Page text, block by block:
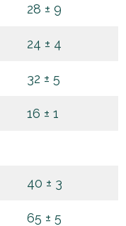
28 ± 9
24 ± 4
32 ± 5
16 ± 1
40 ± 3
65 ± 5